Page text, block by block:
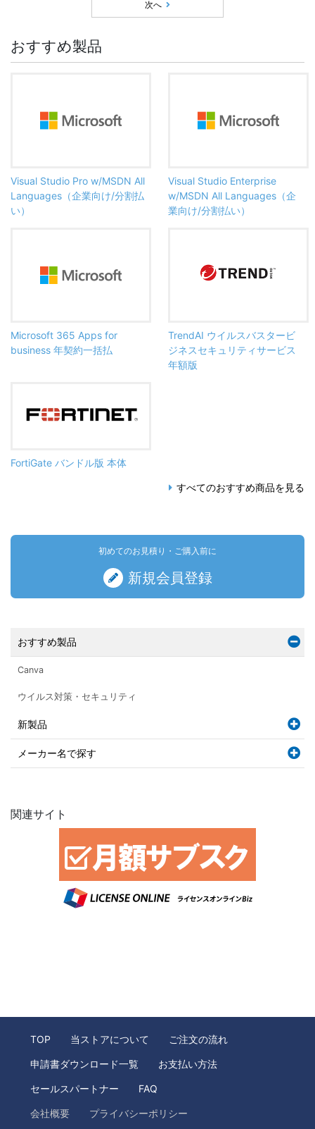
次へ
おすすめ製品
Visual Studio Pro w/MSDN All
Languages（企業向け/分割払
い）
Visual Studio Enterprise
w/MSDN All Languages（企
業向け/分割払い）
Microsoft 365 Apps for
business 年契約一括払
TrendAI ウイルスバスタービ
ジネスセキュリティサービス
年額版
FortiGate バンドル版 本体
すべてのおすすめ商品を見る
初めてのお見積り・ご購入前に
新規会員登録
おすすめ製品
Canva
ウイルス対策・セキュリティ
新製品
メーカー名で探す
関連サイト
TOP 当ストアについて ご注文の流れ
申請書ダウンロード一覧 お支払い方法
セールスパートナー FAQ
会社概要 プライバシーポリシー